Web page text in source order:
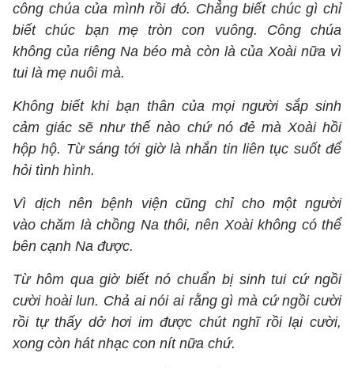
công chúa của mình rồi đó. Chẳng biết chúc gì chỉ
biết chúc bạn mẹ tròn con vuông. Công chúa
không của riêng Na béo mà còn là của Xoài nữa vì
tui là mẹ nuôi mà.
Không biết khi bạn thân của mọi người sắp sinh
cảm giác sẽ như thế nào chứ nó đẻ mà Xoài hồi
hộp hộ. Từ sáng tới giờ là nhắn tin liên tục suốt để
hỏi tình hình.
Vì dịch nên bệnh viện cũng chỉ cho một người
vào chăm là chồng Na thôi, nên Xoài không có thể
bên cạnh Na được.
Từ hôm qua giờ biết nó chuẩn bị sinh tui cứ ngồi
cười hoài lun. Chả ai nói ai rằng gì mà cứ ngồi cười
rồi tự thấy dở hơi im được chút nghĩ rồi lại cười,
xong còn hát nhạc con nít nữa chứ.